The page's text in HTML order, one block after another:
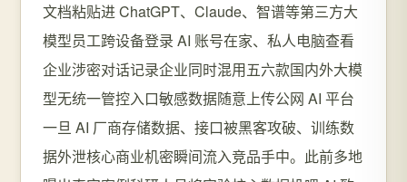
文档粘贴进 ChatGPT、Claude、智谱等第三方大
模型员工跨设备登录 AI 账号在家、私人电脑查看
企业涉密对话记录企业同时混用五六款国内外大模
型无统一管控入口敏感数据随意上传公网 AI 平台
一旦 AI 厂商存储数据、接口被黑客攻破、训练数
据外泄核心商业机密瞬间流入竞品手中。此前多地